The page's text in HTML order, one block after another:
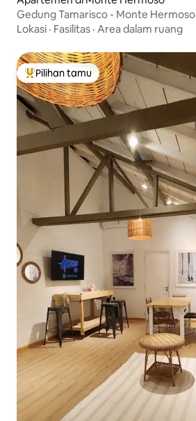
Gedung Tamarisco - Monte Hermoso
Lokasi · Fasilitas · Area dalam ruang
Pilihan tamu terpopuler
Pilihan tamu